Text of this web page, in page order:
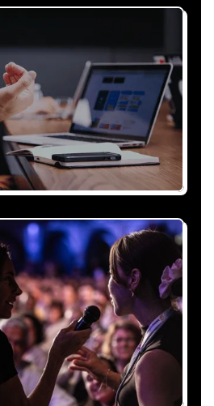
proposition
besoins, on vous répond
proposition
et adaptée à votre
contraintes.